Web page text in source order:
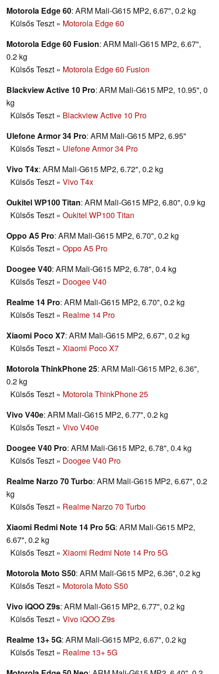
Motorola Edge 60: ARM Mali-G615 MP2, 6.67", 0.2 kg
Külsős Teszt » Motorola Edge 60
Motorola Edge 60 Fusion: ARM Mali-G615 MP2, 6.67",
0.2 kg
Külsős Teszt » Motorola Edge 60 Fusion
Blackview Active 10 Pro: ARM Mali-G615 MP2, 10.95", 0
kg
Külsős Teszt » Blackview Active 10 Pro
Ulefone Armor 34 Pro: ARM Mali-G615 MP2, 6.95"
Külsős Teszt » Ulefone Armor 34 Pro
Vivo T4x: ARM Mali-G615 MP2, 6.72", 0.2 kg
Külsős Teszt » Vivo T4x
Oukitel WP100 Titan: ARM Mali-G615 MP2, 6.80", 0.9 kg
Külsős Teszt » Oukitel WP100 Titan
Oppo A5 Pro: ARM Mali-G615 MP2, 6.70", 0.2 kg
Külsős Teszt » Oppo A5 Pro
Doogee V40: ARM Mali-G615 MP2, 6.78", 0.4 kg
Külsős Teszt » Doogee V40
Realme 14 Pro: ARM Mali-G615 MP2, 6.70", 0.2 kg
Külsős Teszt » Realme 14 Pro
Xiaomi Poco X7: ARM Mali-G615 MP2, 6.67", 0.2 kg
Külsős Teszt » Xiaomi Poco X7
Motorola ThinkPhone 25: ARM Mali-G615 MP2, 6.36",
0.2 kg
Külsős Teszt » Motorola ThinkPhone 25
Vivo V40e: ARM Mali-G615 MP2, 6.77", 0.2 kg
Külsős Teszt » Vivo V40e
Doogee V40 Pro: ARM Mali-G615 MP2, 6.78", 0.4 kg
Külsős Teszt » Doogee V40 Pro
Realme Narzo 70 Turbo: ARM Mali-G615 MP2, 6.67", 0.2
kg
Külsős Teszt » Realme Narzo 70 Turbo
Xiaomi Redmi Note 14 Pro 5G: ARM Mali-G615 MP2,
6.67", 0.2 kg
Külsős Teszt » Xiaomi Redmi Note 14 Pro 5G
Motorola Moto S50: ARM Mali-G615 MP2, 6.36", 0.2 kg
Külsős Teszt » Motorola Moto S50
Vivo iQOO Z9s: ARM Mali-G615 MP2, 6.77", 0.2 kg
Külsős Teszt » Vivo iQOO Z9s
Realme 13+ 5G: ARM Mali-G615 MP2, 6.67", 0.2 kg
Külsős Teszt » Realme 13+ 5G